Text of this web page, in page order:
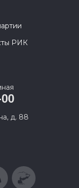
РИК
д. 88